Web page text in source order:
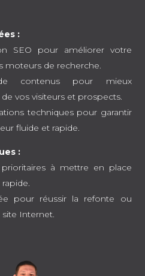
:
SEO pour améliorer votre
moteurs de recherche.
de contenus pour mieux
vos visiteurs et prospects.
techniques pour garantir
fluide et rapide.
:
à mettre en place
pour réussir la refonte ou
Internet.